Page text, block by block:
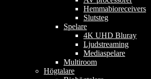
Hemmabioreceivers
Slutsteg
Spelare
4K UHD Bluray
Ljudstreaming
Mediaspelare
Multiroom
Högtalare